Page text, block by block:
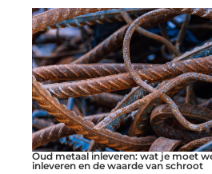
Oud metaal inleveren: wat je moet
inleveren en de waarde van schroot